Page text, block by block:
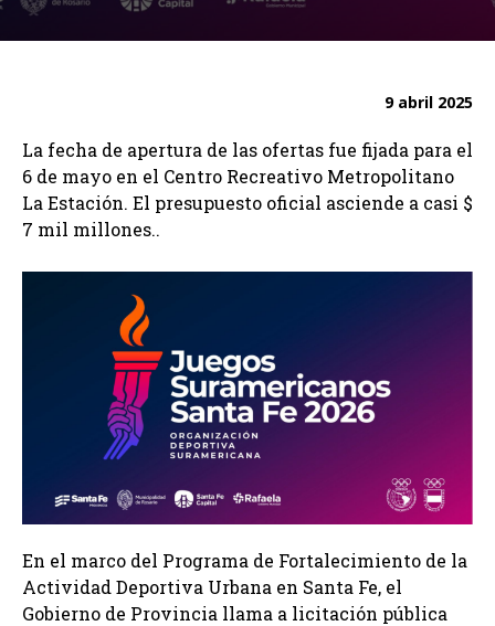
9 abril 2025
La fecha de apertura de las ofertas fue fijada para el
6 de mayo en el Centro Recreativo Metropolitano
La Estación. El presupuesto oficial asciende a casi $
7 mil millones..
En el marco del Programa de Fortalecimiento de la
Actividad Deportiva Urbana en Santa Fe, el
Gobierno de Provincia llama a licitación pública